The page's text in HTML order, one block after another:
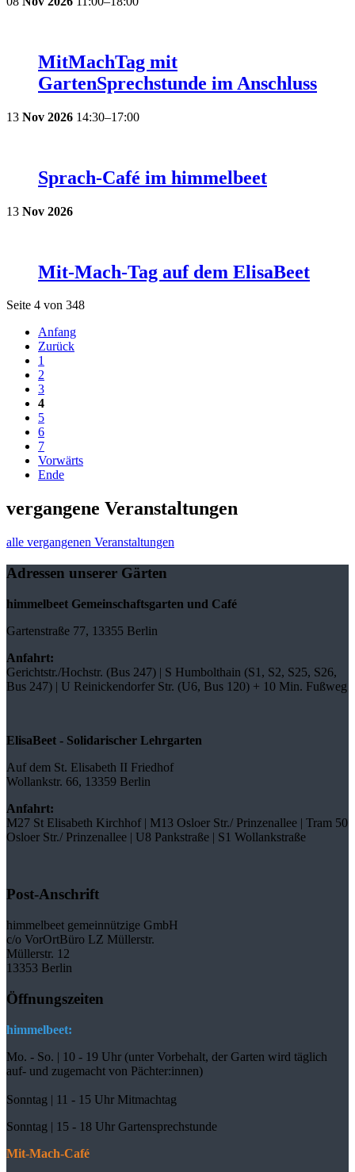
MitMachTag mit
GartenSprechstunde im Anschluss
13 Nov 2026 14:30–17:00
Sprach-Café im himmelbeet
13 Nov 2026
Mit-Mach-Tag auf dem ElisaBeet
Seite 4 von 348
Anfang
Zurück
1
2
3
4
5
6
7
Vorwärts
Ende
vergangene Veranstaltungen
alle vergangenen Veranstaltungen
Adressen unserer Gärten
himmelbeet Gemeinschaftsgarten und Café
Gartenstraße 77, 13355 Berlin
Anfahrt:
Gerichtstr./Hochstr. (Bus 247) | S Humbolthain (S1, S2, S25, S26,
Bus 247) | U Reinickendorfer Str. (U6, Bus 120) + 10 Min. Fußweg
ElisaBeet - Solidarischer Lehrgarten
Auf dem St. Elisabeth II Friedhof
Wollankstr. 66, 13359 Berlin
Anfahrt:
M27 St Elisabeth Kirchhof | M13 Osloer Str./ Prinzenallee | Tram 50
Osloer Str./ Prinzenallee | U8 Pankstraße | S1 Wollankstraße
Post-Anschrift
himmelbeet gemeinnützige GmbH
c/o VorOrtBüro LZ Müllerstr.
Müllerstr. 12
13353 Berlin
Öffnungszeiten
himmelbeet:
Mo. - So. | 10 - 19 Uhr (unter Vorbehalt, der Garten wird täglich
auf- und zugemacht von Pächter:innen)
Sonntag | 11 - 15 Uhr Mitmachtag
Sonntag | 15 - 18 Uhr Gartensprechstunde
Mit-Mach-Café